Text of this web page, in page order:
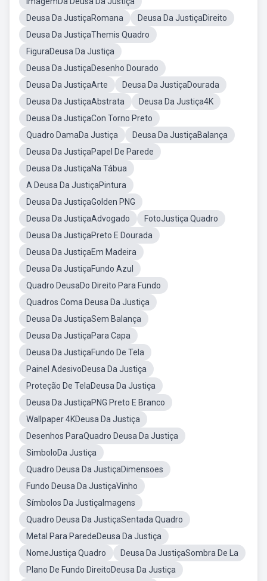
Deusa Da JustiçaRomana
Deusa Da JustiçaDireito
Deusa Da JustiçaThemis Quadro
FiguraDeusa Da Justiça
Deusa Da JustiçaDesenho Dourado
Deusa Da JustiçaArte
Deusa Da JustiçaDourada
Deusa Da JustiçaAbstrata
Deusa Da Justiça4K
Deusa Da JustiçaCon Torno Preto
Quadro DamaDa Justiça
Deusa Da JustiçaBalança
Deusa Da JustiçaPapel De Parede
Deusa Da JustiçaNa Tábua
A Deusa Da JustiçaPintura
Deusa Da JustiçaGolden PNG
Deusa Da JustiçaAdvogado
FotoJustiça Quadro
Deusa Da JustiçaPreto E Dourada
Deusa Da JustiçaEm Madeira
Deusa Da JustiçaFundo Azul
Quadro DeusaDo Direito Para Fundo
Quadros Coma Deusa Da Justiça
Deusa Da JustiçaSem Balança
Deusa Da JustiçaPara Capa
Deusa Da JustiçaFundo De Tela
Painel AdesivoDeusa Da Justiça
Proteção De TelaDeusa Da Justiça
Deusa Da JustiçaPNG Preto E Branco
Wallpaper 4KDeusa Da Justiça
Desenhos ParaQuadro Deusa Da Justiça
SimboloDa Justiça
Quadro Deusa Da JustiçaDimensoes
Fundo Deusa Da JustiçaVinho
Símbolos Da JustiçaImagens
Quadro Deusa Da JustiçaSentada Quadro
Metal Para ParedeDeusa Da Justiça
NomeJustiça Quadro
Deusa Da JustiçaSombra De La
Plano De Fundo DireitoDeusa Da Justiça